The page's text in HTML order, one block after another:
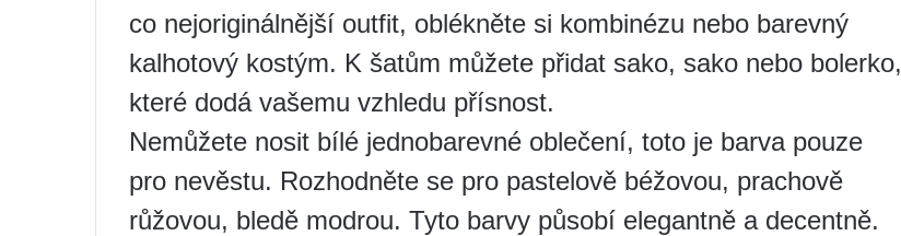
co nejoriginálnější outfit, oblékněte si kombinézu nebo barevný
kalhotový kostým. K šatům můžete přidat sako, sako nebo bolerko,
které dodá vašemu vzhledu přísnost.
Nemůžete nosit bílé jednobarevné oblečení, toto je barva pouze
pro nevěstu. Rozhodněte se pro pastelově béžovou, prachově
růžovou, bledě modrou. Tyto barvy působí elegantně a decentně.